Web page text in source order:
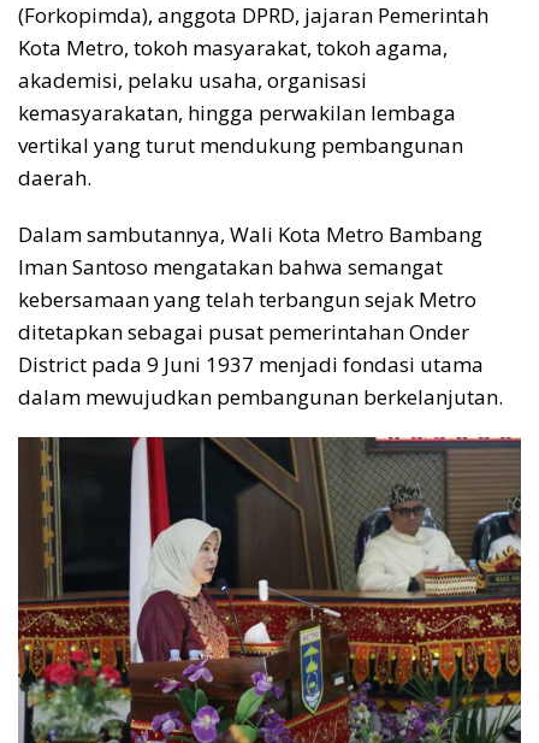
(Forkopimda), anggota DPRD, jajaran Pemerintah
Kota Metro, tokoh masyarakat, tokoh agama,
akademisi, pelaku usaha, organisasi
kemasyarakatan, hingga perwakilan lembaga
vertikal yang turut mendukung pembangunan
daerah.
Dalam sambutannya, Wali Kota Metro Bambang
Iman Santoso mengatakan bahwa semangat
kebersamaan yang telah terbangun sejak Metro
ditetapkan sebagai pusat pemerintahan Onder
District pada 9 Juni 1937 menjadi fondasi utama
dalam mewujudkan pembangunan berkelanjutan.